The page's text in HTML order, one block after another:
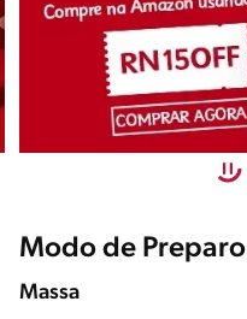
Modo de Preparo
Massa